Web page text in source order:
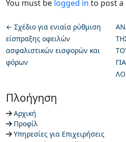
Πλοήγηση
Αρχική
Προφίλ
Υπηρεσίες για Επιχειρήσεις
You must be logged in to post a
← Σχέδιο για ενιαία ρύθμιση
είσπραξης οφειλών
ασφαλιστικών εισφορών και
φόρων